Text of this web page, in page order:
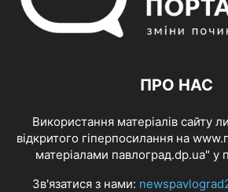
ПРО НАС
Використання матеріалів сайту
відкритого гіперпосилання на
матеріалами павлоград.dp.ua" у
Зв'язатися з нами: